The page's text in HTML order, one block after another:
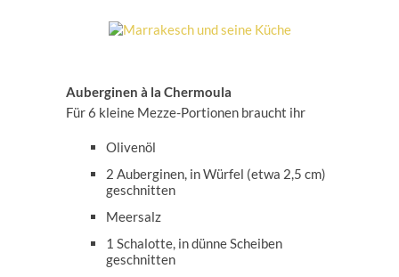
Auberginen à la Chermoula
Für 6 kleine Mezze-Portionen braucht ihr
Olivenöl
2 Auberginen, in Würfel (etwa 2,5 cm)
geschnitten
Meersalz
1 Schalotte, in dünne Scheiben
geschnitten